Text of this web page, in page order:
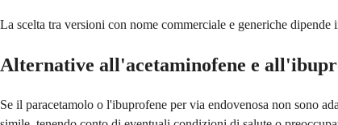
La scelta tra versioni con nome commerciale e generiche
Alternative all'acetaminofene e
Se il paracetamolo o l'ibuprofene per via endovenosa non sono